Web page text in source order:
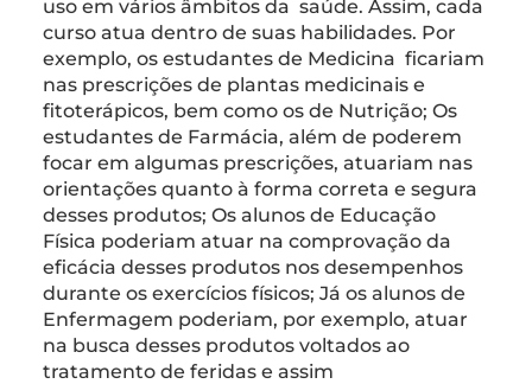
uso em vários âmbitos da saúde. Assim, cada
curso atua dentro de suas habilidades. Por
exemplo, os estudantes de Medicina ficariam
nas prescrições de plantas medicinais e
fitoterápicos, bem como os de Nutrição; Os
estudantes de Farmácia, além de poderem
focar em algumas prescrições, atuariam nas
orientações quanto à forma correta e segura
desses produtos; Os alunos de Educação
Física poderiam atuar na comprovação da
eficácia desses produtos nos desempenhos
durante os exercícios físicos; Já os alunos de
Enfermagem poderiam, por exemplo, atuar
na busca desses produtos voltados ao
tratamento de feridas e assim